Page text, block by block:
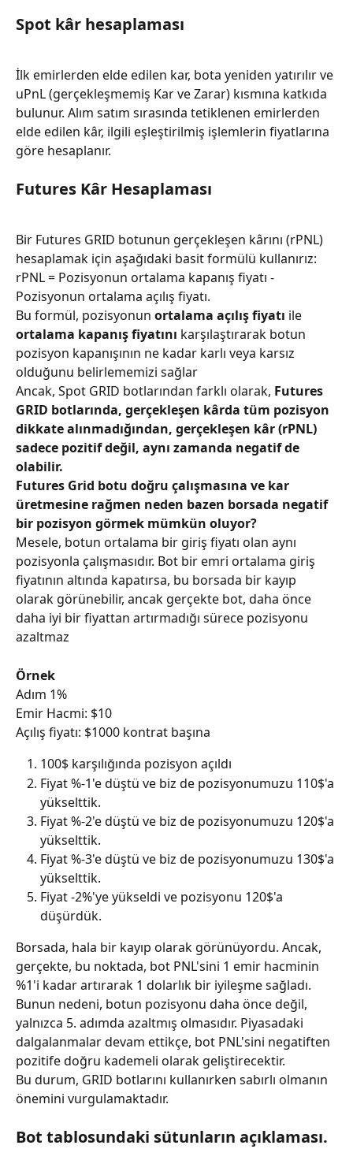
Spot kâr hesaplaması
İlk emirlerden elde edilen kar, bota yeniden yatırılır ve
uPnL (gerçekleşmemiş Kar ve Zarar) kısmına katkıda
bulunur. Alım satım sırasında tetiklenen emirlerden
elde edilen kâr, ilgili eşleştirilmiş işlemlerin fiyatlarına
göre hesaplanır.
Futures Kâr Hesaplaması
Bir Futures GRID botunun gerçekleşen kârını (rPNL)
hesaplamak için aşağıdaki basit formülü kullanırız:
rPNL = Pozisyonun ortalama kapanış fiyatı -
Pozisyonun ortalama açılış fiyatı.
Bu formül, pozisyonun ortalama açılış fiyatı ile
ortalama kapanış fiyatını karşılaştırarak botun
pozisyon kapanışının ne kadar karlı veya karsız
olduğunu belirlememizi sağlar
Ancak, Spot GRID botlarından farklı olarak, Futures
GRID botlarında, gerçekleşen kârda tüm pozisyon
dikkate alınmadığından, gerçekleşen kâr (rPNL)
sadece pozitif değil, aynı zamanda negatif de
olabilir.
Futures Grid botu doğru çalışmasına ve kar
üretmesine rağmen neden bazen borsada negatif
bir pozisyon görmek mümkün oluyor?
Mesele, botun ortalama bir giriş fiyatı olan aynı
pozisyonla çalışmasıdır. Bot bir emri ortalama giriş
fiyatının altında kapatırsa, bu borsada bir kayıp
olarak görünebilir, ancak gerçekte bot, daha önce
daha iyi bir fiyattan artırmadığı sürece pozisyonu
azaltmaz
Örnek
Adım 1%
Emir Hacmi: $10
Açılış fiyatı: $1000 kontrat başına
100$ karşılığında pozisyon açıldı
Fiyat %-1'e düştü ve biz de pozisyonumuzu 110$'a
yükselttik.
Fiyat %-2'e düştü ve biz de pozisyonumuzu 120$'a
yükselttik.
Fiyat %-3'e düştü ve biz de pozisyonumuzu 130$'a
yükselttik.
Fiyat -2%'ye yükseldi ve pozisyonu 120$'a
düşürdük.
Borsada, hala bir kayıp olarak görünüyordu. Ancak,
gerçekte, bu noktada, bot PNL'sini 1 emir hacminin
%1'i kadar artırarak 1 dolarlık bir iyileşme sağladı.
Bunun nedeni, botun pozisyonu daha önce değil,
yalnızca 5. adımda azaltmış olmasıdır. Piyasadaki
dalgalanmalar devam ettikçe, bot PNL'sini negatiften
pozitife doğru kademeli olarak geliştirecektir.
Bu durum, GRID botlarını kullanırken sabırlı olmanın
önemini vurgulamaktadır.
Bot tablosundaki sütunların açıklaması.